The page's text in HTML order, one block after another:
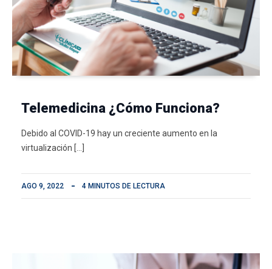
Telemedicina ¿Cómo Funciona?
Debido al COVID-19 hay un creciente aumento en la
virtualización […]
AGO 9, 2022 4 MINUTOS DE LECTURA